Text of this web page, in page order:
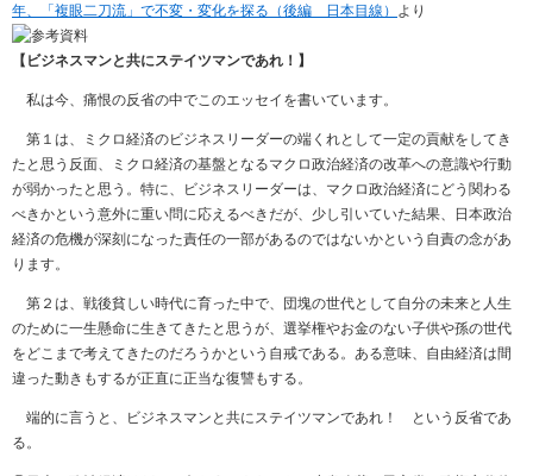
年、「複眼二刀流」で不変・変化を探る（後編 日本目線） より
【ビジネスマンと共にステイツマンであれ！】
私は今、痛恨の反省の中でこのエッセイを書いています。
第１は、ミクロ経済のビジネスリーダーの端くれとして一定の貢献をしてき
たと思う反面、ミクロ経済の基盤となるマクロ政治経済の改革への意識や行動
が弱かったと思う。特に、ビジネスリーダーは、マクロ政治経済にどう関わる
べきかという意外に重い問に応えるべきだが、少し引いていた結果、日本政治
経済の危機が深刻になった責任の一部があるのではないかという自責の念があ
ります。
第２は、戦後貧しい時代に育った中で、団塊の世代として自分の未来と人生
のために一生懸命に生きてきたと思うが、選挙権やお金のない子供や孫の世代
をどこまで考えてきたのだろうかという自戒である。ある意味、自由経済は間
違った動きもするが正直に正当な復讐もする。
端的に言うと、ビジネスマンと共にステイツマンであれ！ という反省であ
る。